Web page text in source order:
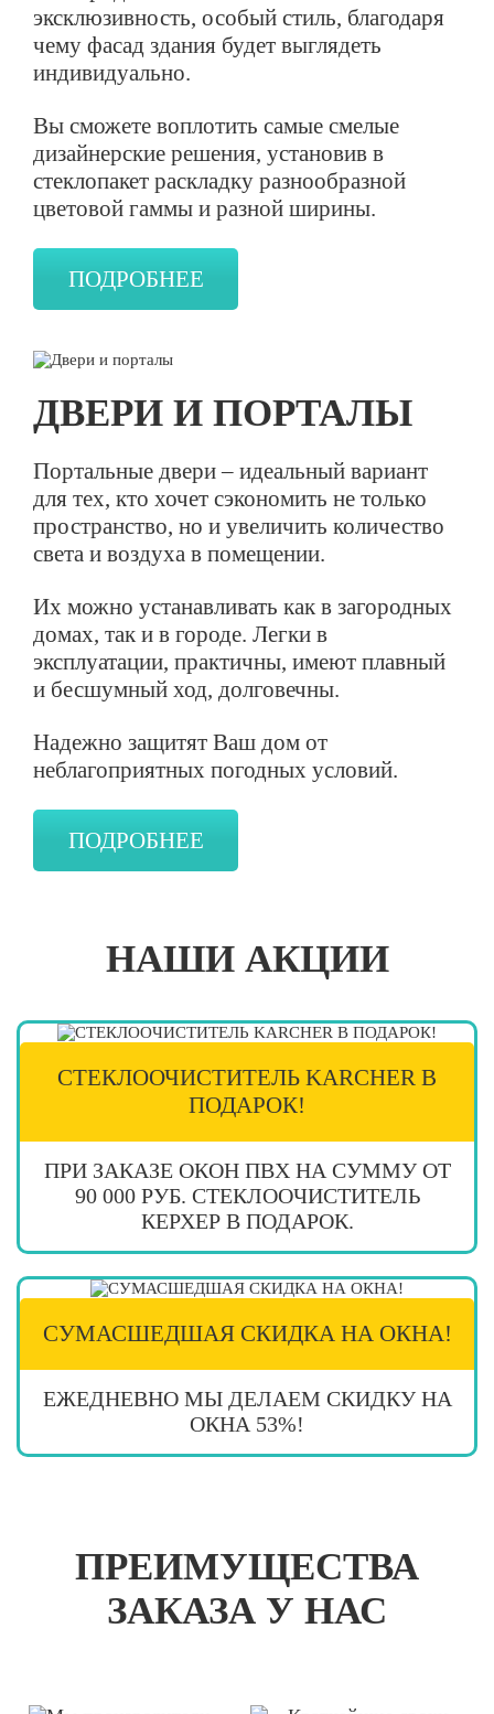
эксклюзивность, особый стиль, благодаря
чему фасад здания будет выглядеть
индивидуально.
Вы сможете воплотить самые смелые
дизайнерские решения, установив в
стеклопакет раскладку разнообразной
цветовой гаммы и разной ширины.
ПОДРОБНЕЕ
ДВЕРИ И ПОРТАЛЫ
Портальные двери – идеальный вариант
для тех, кто хочет сэкономить не только
пространство, но и увеличить количество
света и воздуха в помещении.
Их можно устанавливать как в загородных
домах, так и в городе. Легки в
эксплуатации, практичны, имеют плавный
и бесшумный ход, долговечны.
Надежно защитят Ваш дом от
неблагоприятных погодных условий.
ПОДРОБНЕЕ
НАШИ АКЦИИ
СТЕКЛООЧИСТИТЕЛЬ KARCHER В
ПОДАРОК!
ПРИ ЗАКАЗЕ ОКОН ПВХ НА СУММУ ОТ
90 000 РУБ. СТЕКЛООЧИСТИТЕЛЬ
КЕРХЕР В ПОДАРОК.
СУМАСШЕДШАЯ СКИДКА НА ОКНА!
ЕЖЕДНЕВНО МЫ ДЕЛАЕМ СКИДКУ НА
ОКНА 53%!
ПРЕИМУЩЕСТВА
ЗАКАЗА У НАС